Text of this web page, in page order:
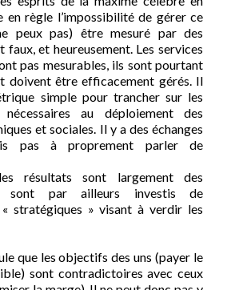
en règle l’impossibilité de gérer ce
peux pas) être mesuré par des
faux, et heureusement. Les services
pas mesurables, ils sont pourtant
doivent être efficacement gérés. Il
simple pour trancher sur les
nécessaires au déploiement des
et sociales. Il y a des échanges
pas à proprement parler de
résultats sont largement des
sont par ailleurs investis de
stratégiques » visant à verdir les
que les objectifs des uns (payer le
sont contradictoires avec ceux